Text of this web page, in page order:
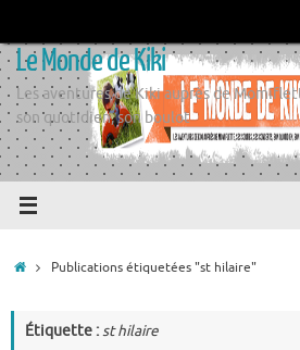
contenu
Le Monde de Kiki
Les aventures de Kiki auprès de
son quotidien, son boulot
AccueilPublications étiquetées "st hilaire"
Étiquette :st hilaire